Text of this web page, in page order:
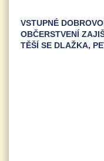
VSTUPNÉ
OBČERSTVENÍ
TĚŠÍ SE DLAŽKA,